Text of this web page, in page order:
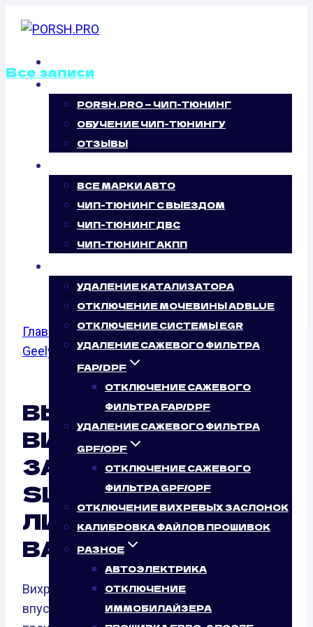
PORSH.PRO — ЧИП-ТЮНИНГ
ОБУЧЕНИЕ ЧИП-ТЮНИНГУ
ОТЗЫВЫ
ВСЕ МАРКИ АВТО
ЧИП-ТЮНИНГ С ВЫЕЗДОМ
ЧИП-ТЮНИНГ ДВС
ЧИП-ТЮНИНГ АКПП
УДАЛЕНИЕ КАТАЛИЗАТОРА
ОТКЛЮЧЕНИЕ МОЧЕВИНЫ ADBLUE
ОТКЛЮЧЕНИЕ СИСТЕМЫ EGR
УДАЛЕНИЕ САЖЕВОГО ФИЛЬТРА
FAP/DPF
ОТКЛЮЧЕНИЕ САЖЕВОГО
ФИЛЬТРА FAP/DPF
УДАЛЕНИЕ САЖЕВОГО ФИЛЬТРА
GPF/OPF
ОТКЛЮЧЕНИЕ САЖЕВОГО
ФИЛЬТРА GPF/OPF
ОТКЛЮЧЕНИЕ ВИХРЕВЫХ ЗАСЛОНОК
КАЛИБРОВКА ФАЙЛОВ ПРОШИВОК
РАЗНОЕ
АВТОЭЛЕКТРИКА
ОТКЛЮЧЕНИЕ
ИММОБИЛАЙЗЕРА
Все записи
ОТКЛЮЧЕНИЕ
ВИХРЕВЫХ
ЗАСЛОНОК
GEELY SL 1.8
(139 Л.С.)
Главная /Отключение вихревых заслонок
Geely
SL/ 1.8
ВЫКЛЮЧЕНИЕ
ВИХРЕВЫХ
ЗАСЛОНОК GEELY
SL 1.8 (139 Л.С.): ТАК
ЛИ ЭТО НУЖНО
ВАШЕМУ АВТО?
Вихревые заслонки — это элементы
впускного коллектора, необходимые для